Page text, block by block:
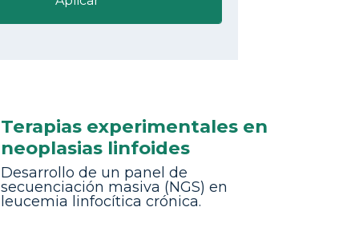
Terapias experimentales en
neoplasias linfoides
Desarrollo de un panel de
secuenciación masiva (NGS) en
leucemia linfocítica crónica.